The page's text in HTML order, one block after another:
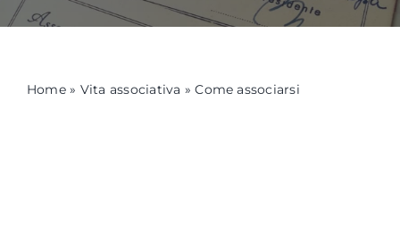
Home» Vita associativa »Come associarsi